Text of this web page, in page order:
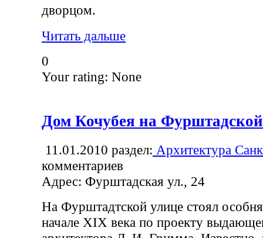
дворцом.
Читать дальше
0
Your rating: None
Дом Кочубея на Фурштадской
11.01.2010 раздел: Архитектура
комментариев
Адрес: Фурштадская ул., 24
На Фурштадтской улице стоял
начале XIX века по проекту